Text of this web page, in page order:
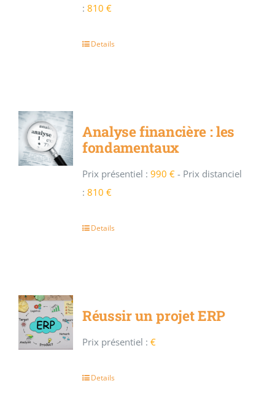
: 810 €
Details
Analyse financière : les
fondamentaux
Prix présentiel : 990 € - Prix distanciel
: 810 €
Details
Réussir un projet ERP
Prix présentiel : €
Details